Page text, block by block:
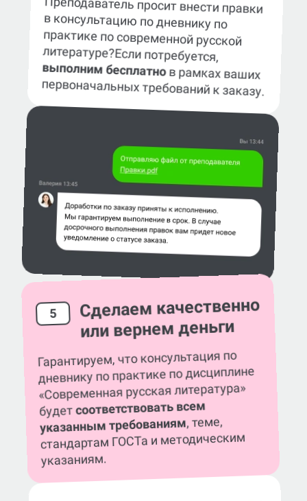
Преподаватель просит внести правки
в консультацию по дневнику по
практике по современной русской
литературе?Если потребуется,
выполним бесплатнов рамках ваших
первоначальных требований к заказу.
5 Сделаем качественно
или вернем деньги
Гарантируем, что консультация по
дневнику по практике по дисциплине
«Современная русская литература»
будетсоответствовать всем
указанным требованиям, теме,
стандартам ГОСТа и методическим
указаниям.